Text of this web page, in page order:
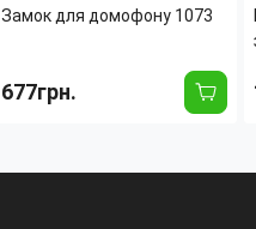
Замок для домофону 1073
677грн.